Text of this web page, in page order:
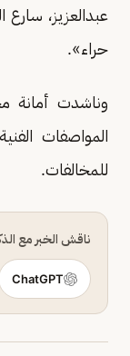
عبدالعزيز،
حراء».
وناشدت أمانة
المواصفات
للمخالفات.
ناقش الخبر مع
ChatGPT